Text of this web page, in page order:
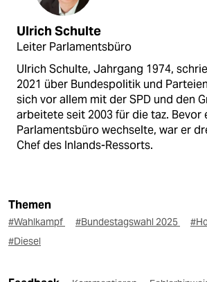
Ulrich Schulte
Leiter Parlamentsbüro
Ulrich Schulte, Jahrgang 1974,
2021 über Bundespolitik und
sich vor allem mit der SPD und den
arbeitete seit 2003 für die taz. Bevor
Parlamentsbüro wechselte, war er
Chef des Inlands-Ressorts.
Themen
#Wahlkampf #Bundestagswahl 2025
#Diesel